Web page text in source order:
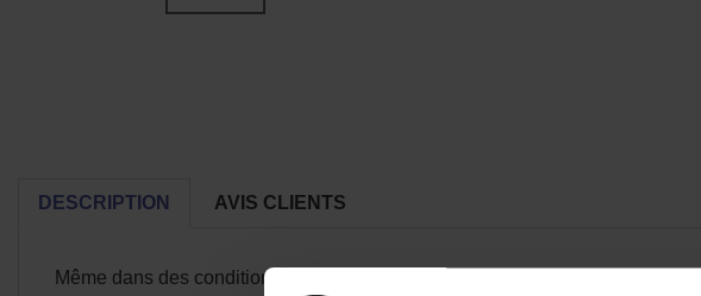
DESCRIPTION AVIS CLIENTS
Même dans des conditions d'utilisation normale, les bougies doivent être